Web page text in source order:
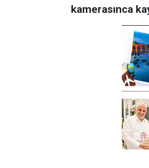
kamerasınca